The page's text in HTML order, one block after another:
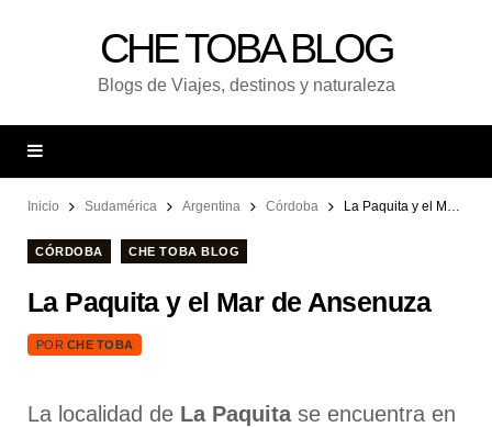
CHE TOBA BLOG
Blogs de Viajes, destinos y naturaleza
Inicio Sudamérica Argentina Córdoba La Paquita y el Mar de Ansenuza
CÓRDOBA CHE TOBA BLOG
La Paquita y el Mar de Ansenuza
POR CHE TOBA
La localidad de La Paquita se encuentra en